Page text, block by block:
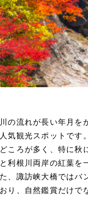
の流れが長い年月を
気観光スポットです
ころが多く、特に秋
と利根川両岸の紅
、諏訪峡大橋では
り、自然鑑賞だけで